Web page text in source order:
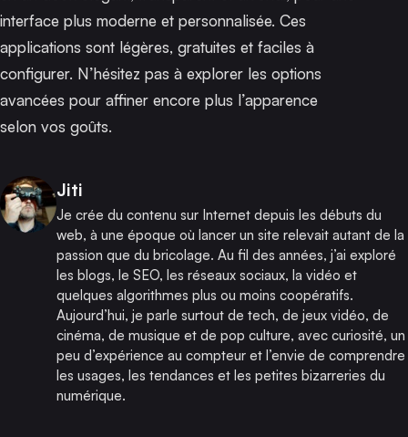
interface plus moderne et personnalisée. Ces
applications sont légères, gratuites et faciles à
configurer. N’hésitez pas à explorer les options
avancées pour affiner encore plus l’apparence
selon vos goûts.
Publié par
Jiti
Je crée du contenu sur Internet depuis les débuts du
web, à une époque où lancer un site relevait autant de la
passion que du bricolage. Au fil des années, j’ai exploré
les blogs, le SEO, les réseaux sociaux, la vidéo et
quelques algorithmes plus ou moins coopératifs.
Aujourd’hui, je parle surtout de tech, de jeux vidéo, de
cinéma, de musique et de pop culture, avec curiosité, un
peu d’expérience au compteur et l’envie de comprendre
les usages, les tendances et les petites bizarreries du
numérique.